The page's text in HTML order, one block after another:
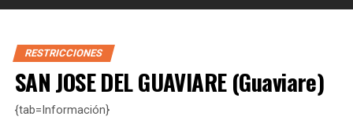
RESTRICCIONES
SAN JOSE DEL GUAVIARE (Guaviare)
{tab=Información}